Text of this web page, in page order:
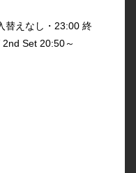
替えなし・23:00 終
Set 20:50～